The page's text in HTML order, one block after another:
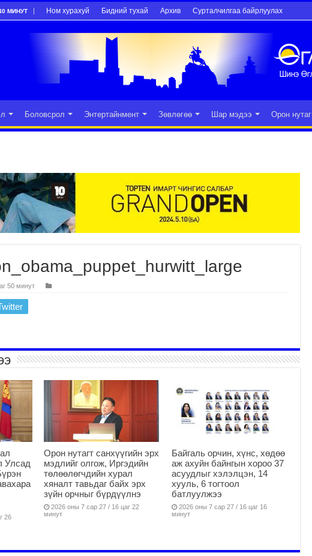
МИНУТ Ном хурахуй Бидний тухай Архив Сурталчилгаа байрлуулах
Боловсрол Энтертайнмент Зөвлөгөө Шар мэдээ Орон нутаг
50 минут
Улсад
26
Орон нутагт санхүүгийн эрх
мэдлийг олгож, Иргэдийн
төлөөлөгчдийн хурал
хяналт тавьдаг байх эрх
зүйн орчныг бүрдүүлнэ
2026 оны 7 сар 27 / 16 цаг 22
минут
Байгаль орчин, хүнс, хөдөө
аж ахуйн байнгын хороо 37
асуудлыг хэлэлцэн, 14
хууль, 6 тогтоол
батлуулжээ
2026 оны 7 сар 27 / 16 цаг 16
минут